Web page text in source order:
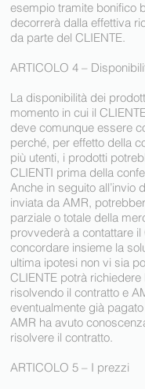
esempio tramite bonifico
decorrerà dalla effettiva
da parte del CLIENTE.
ARTICOLO 4 –
La disponibilità dei
momento in cui il
deve comunque essere
perché, per effetto della
più utenti, i prodotti
CLIENTI prima della
Anche in seguito all’invio
inviata da AMR,
parziale o totale della
provvederà a contattare
concordare insieme la
ultima ipotesi non vi sia
CLIENTE potrà richiedere
risolvendo il contratto e
eventualmente già
AMR ha avuto
risolvere il contratto.
ARTICOLO 5 – I prezzi